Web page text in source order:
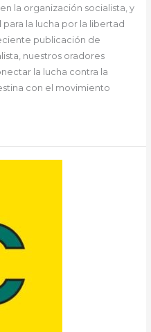
la organización socialista, y
la lucha por la libertad
publicación de
nuestros oradores
la lucha contra la
con el movimiento